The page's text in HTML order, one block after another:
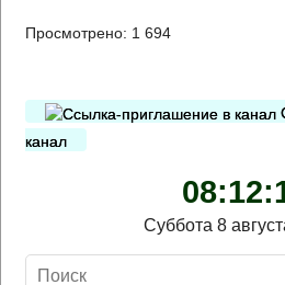
Просмотрено: 1 694
канал
Суббота 8